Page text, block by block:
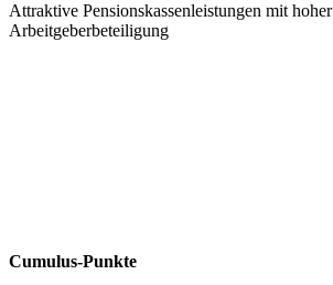
Attraktive Pensionskassenleistungen mit hoher
Arbeitgeberbeteiligung
Cumulus-Punkte